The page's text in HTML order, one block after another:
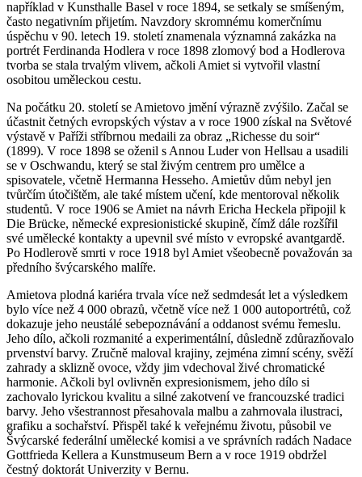
například v Kunsthalle Basel v roce 1894, se setkaly se smíšeným,
často negativním přijetím. Navzdory skromnému komerčnímu
úspěchu v 90. letech 19. století znamenala významná zakázka na
portrét Ferdinanda Hodlera v roce 1898 zlomový bod a Hodlerova
tvorba se stala trvalým vlivem, ačkoli Amiet si vytvořil vlastní
osobitou uměleckou cestu.
Na počátku 20. století se Amietovo jmění výrazně zvýšilo. Začal se
účastnit četných evropských výstav a v roce 1900 získal na Světové
výstavě v Paříži stříbrnou medaili za obraz „Richesse du soir“
(1899). V roce 1898 se oženil s Annou Luder von Hellsau a usadili
se v Oschwandu, který se stal živým centrem pro umělce a
spisovatele, včetně Hermanna Hesseho. Amietův dům nebyl jen
tvůrčím útočištěm, ale také místem učení, kde mentoroval několik
studentů. V roce 1906 se Amiet na návrh Ericha Heckela připojil k
Die Brücke, německé expresionistické skupině, čímž dále rozšířil
své umělecké kontakty a upevnil své místo v evropské avantgardě.
Po Hodlerově smrti v roce 1918 byl Amiet všeobecně považován за
předního švýcarského malíře.
Amietova plodná kariéra trvala více než sedmdesát let a výsledkem
bylo více než 4 000 obrazů, včetně více než 1 000 autoportrétů, což
dokazuje jeho neustálé sebepoznávání a oddanost svému řemeslu.
Jeho dílo, ačkoli rozmanité a experimentální, důsledně zdůrazňovalo
prvenství barvy. Zručně maloval krajiny, zejména zimní scény, svěží
zahrady a sklizně ovoce, vždy jim vdechoval živé chromatické
harmonie. Ačkoli byl ovlivněn expresionismem, jeho dílo si
zachovalo lyrickou kvalitu a silné zakotvení ve francouzské tradici
barvy. Jeho všestrannost přesahovala malbu a zahrnovala ilustraci,
grafiku a sochařství. Přispěl také k veřejnému životu, působil ve
Švýcarské federální umělecké komisi a ve správních radách Nadace
Gottfrieda Kellera a Kunstmuseum Bern a v roce 1919 obdržel
čestný doktorát Univerzity v Bernu.